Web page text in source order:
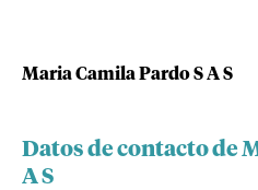
Maria Camila Pardo S A S
Datos de contacto de
A S